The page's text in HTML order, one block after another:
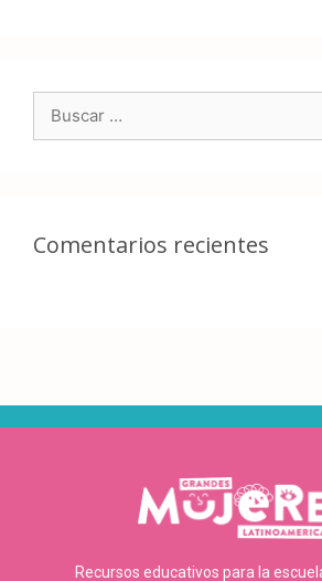
Comentarios recientes
Recursos educativos para la